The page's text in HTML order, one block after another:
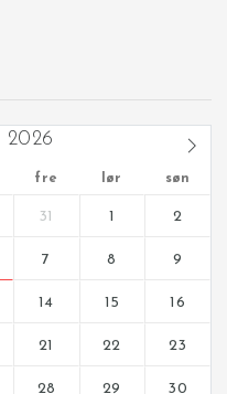
fre lør søn
31 1 2
7 8 9
14 15 16
21 22 23
28 29 30